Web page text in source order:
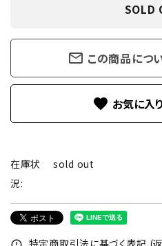
SOLD
mail_outline この商品につ
favorite
在庫状
況:
sold out